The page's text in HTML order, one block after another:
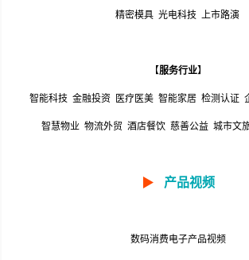
精密模具 光电科技 上市路演
【服务行业】
智能科技 金融投资 医疗医美 智能家居 检测认证
智慧物业 物流外贸 酒店餐饮 慈善公益 城市文
▶ 产品视频
数码消费电子产品视频